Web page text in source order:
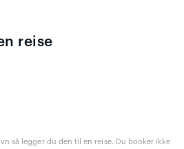
reise
så legger du den til en reise. Du booker ikke